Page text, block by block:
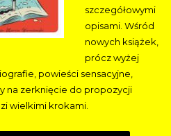
szczegółowymi
opisami. Wśród
nowych książek,
prócz wyżej
powieści sensacyjne,
na zerknięcie do propozycji
wielkimi krokami.